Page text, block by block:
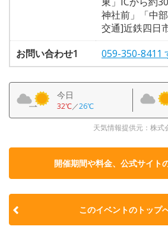
神社前」「中
交通]近鉄四日
お問い合わせ1
059-350-8411
今日
32℃／26℃
天気情報提供元：株式
開催期間や料金、公式サイト
このイベントのトップ